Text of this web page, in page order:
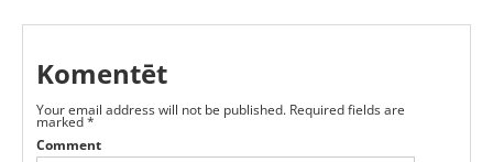
Komentēt
Your email address will not be published. Required fields are
marked*
Comment